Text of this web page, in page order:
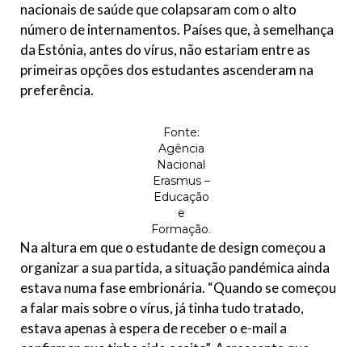
nacionais de saúde que colapsaram com o alto
número de internamentos. Países que, à semelhança
da Estónia, antes do vírus, não estariam entre as
primeiras opções dos estudantes ascenderam na
preferência.
Fonte:
Agência
Nacional
Erasmus –
Educação
e
Formação.
Na altura em que o estudante de design começou a
organizar a sua partida, a situação pandémica ainda
estava numa fase embrionária. “Quando se começou
a falar mais sobre o vírus, já tinha tudo tratado,
estava apenas à espera de receber o e-mail a